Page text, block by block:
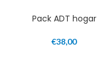
Pack ADT hogar
€38,00